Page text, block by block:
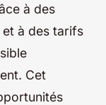
à des
à des tarifs
Cet